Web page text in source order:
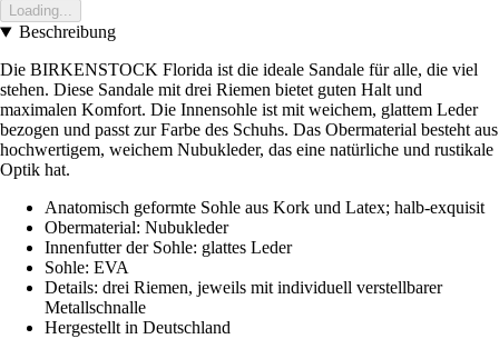
Loading...
Beschreibung
Die BIRKENSTOCK Florida ist die ideale Sandale für alle, die viel
stehen. Diese Sandale mit drei Riemen bietet guten Halt und
maximalen Komfort. Die Innensohle ist mit weichem, glattem Leder
bezogen und passt zur Farbe des Schuhs. Das Obermaterial besteht aus
hochwertigem, weichem Nubukleder, das eine natürliche und rustikale
Optik hat.
Anatomisch geformte Sohle aus Kork und Latex; halb-exquisit
Obermaterial: Nubukleder
Innenfutter der Sohle: glattes Leder
Sohle: EVA
Details: drei Riemen, jeweils mit individuell verstellbarer
Metallschnalle
Hergestellt in Deutschland